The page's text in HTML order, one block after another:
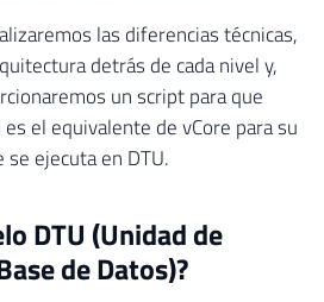
las diferencias técnicas,
detrás de cada nivel y,
un script para que
el equivalente de vCore para su
ejecuta en DTU.
DTU (Unidad de
de Datos)?